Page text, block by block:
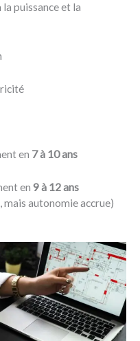
puissance et la
en 7 à 10 ans
en 9 à 12 ans
autonomie accrue)